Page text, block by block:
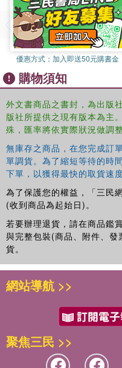
優惠方式： 加入即送50元購書金
購物須知
外文書商品之書封，為出版
版社所提供之現有版本為主
殊，匯率將依實際狀況做調整
無庫存之商品，在您完成訂
單調貨。為了縮短等待的時
下單，以獲得最快的取貨速
為了保護您的權益，「三民
(收到商品為起始日)。
若要辦理退貨，請在商品鑑
與完整包裝(商品、附件、
貨。
網站導航 >>
聚焦三民 >>